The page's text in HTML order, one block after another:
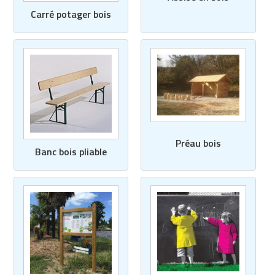
Matériel de musculation
Vêtement sportif
Rôtisserie professionnelle
Sautause professionnelle
Table de cuisson professionnelle
Tables de préparation réfrigérées
Ustensile de cuisine
Vitrines réfrigérées
Carré potager bois
Banc bois pliable
Préau bois